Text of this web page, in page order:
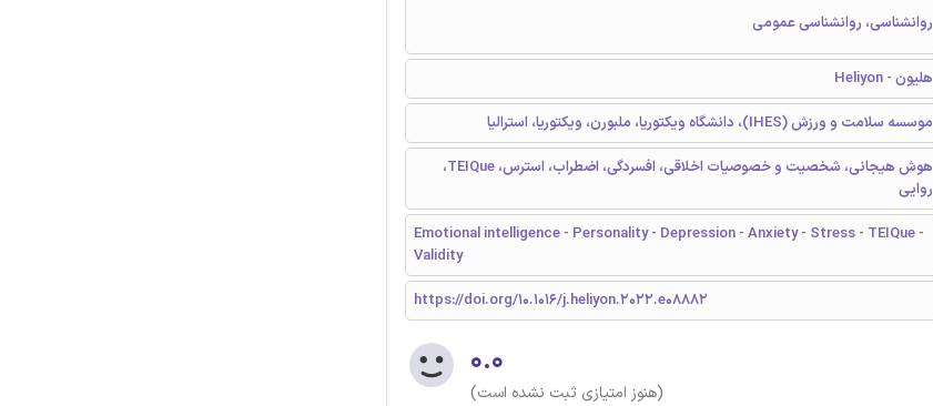
روانشناسی، روانشناسی عمومی
هلیون - Heliyon
موسسه سلامت و ورزش (IHES)، دانشگاه ویکتوریا، ملبورن، ویکتوریا، استرالیا
هوش هیجانی، شخصیت و خصوصیات اخلاقی، افسردگی، اضطراب، استرس، TEIQue،
روایی
Emotional intelligence - Personality - Depression - Anxiety - Stress - TEIQue -
Validity
https://doi.org/10.1016/j.heliyon.2022.e08882
۰.۰
(هنوز امتیازی ثبت نشده است)